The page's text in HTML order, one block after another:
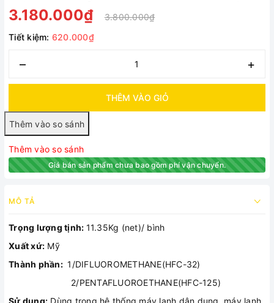
3.180.000₫
3.800.000₫
Tiết kiệm: 620.000₫
– +
THÊM VÀO GIỎ
Thêm vào so sánh
Giá bán sản phẩm chưa bao gồm phí vận chuyển.
MÔ TẢ
Trọng lượng tịnh: 11.35Kg (net)/ bình
Xuất xứ: Mỹ
Thành phần: 1/DIFLUOROMETHANE(HFC-32)
2/PENTAFLUOROETHANE(HFC-125)
Sử dụng: Dùng trong hệ thống máy lạnh dân dụng, máy lạnh